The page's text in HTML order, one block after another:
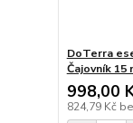
DoTerra
Čajovník 15
998,00
824,79 Kč